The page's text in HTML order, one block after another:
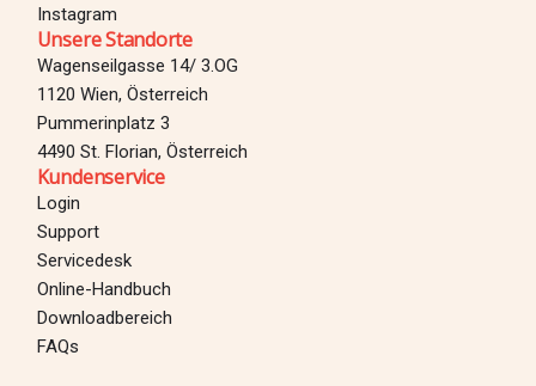
Instagram
Unsere Standorte
Wagenseilgasse 14/ 3.OG
1120 Wien, Österreich
Pummerinplatz 3
4490 St. Florian, Österreich
Kundenservice
Login
Support
Servicedesk
Online-Handbuch
Downloadbereich
FAQs